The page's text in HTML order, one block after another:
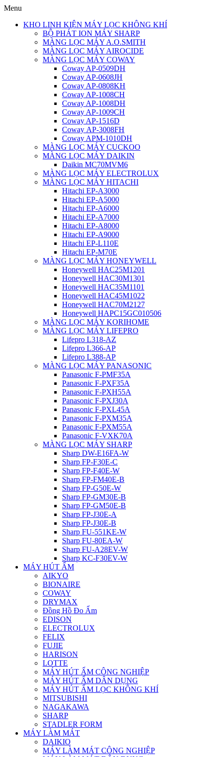
Menu
KHO LINH KIỆN MÁY LỌC KHÔNG KHÍ
BỘ PHÁT ION MÁY SHARP
MÀNG LỌC MÁY A.O.SMITH
MÀNG LỌC MÁY AIROCIDE
MÀNG LỌC MÁY COWAY
Coway AP-0509DH
Coway AP-0608JH
Coway AP-0808KH
Coway AP-1008CH
Coway AP-1008DH
Coway AP-1009CH
Coway AP-1516D
Coway AP-3008FH
Coway APM-1010DH
MÀNG LỌC MÁY CUCKOO
MÀNG LỌC MÁY DAIKIN
Daikin MC70MVM6
MÀNG LỌC MÁY ELECTROLUX
MÀNG LỌC MÁY HITACHI
Hitachi EP-A3000
Hitachi EP-A5000
Hitachi EP-A6000
Hitachi EP-A7000
Hitachi EP-A8000
Hitachi EP-A9000
Hitachi EP-L110E
Hitachi EP-M70E
MÀNG LỌC MÁY HONEYWELL
Honeywell HAC25M1201
Honeywell HAC30M1301
Honeywell HAC35M1101
Honeywell HAC45M1022
Honeywell HAC70M2127
Honeywell HAPC15GC010506
MÀNG LỌC MÁY KORIHOME
MÀNG LỌC MÁY LIFEPRO
Lifepro L318-AZ
Lifepro L366-AP
Lifepro L388-AP
MÀNG LỌC MÁY PANASONIC
Panasonic F-PMF35A
Panasonic F-PXF35A
Panasonic F-PXH55A
Panasonic F-PXJ30A
Panasonic F-PXL45A
Panasonic F-PXM35A
Panasonic F-PXM55A
Panasonic F-VXK70A
MÀNG LỌC MÁY SHARP
Sharp DW-E16FA-W
Sharp FP-F30E-C
Sharp FP-F40E-W
Sharp FP-FM40E-B
Sharp FP-G50E-W
Sharp FP-GM30E-B
Sharp FP-GM50E-B
Sharp FP-J30E-A
Sharp FP-J30E-B
Sharp FU-551KE-W
Sharp FU-80EA-W
Sharp FU-A28EV-W
Sharp KC-F30EV-W
MÁY HÚT ẨM
AIKYO
BIONAIRE
COWAY
DRYMAX
Đồng Hồ Đo Ẩm
EDISON
ELECTROLUX
FELIX
FUJIE
HARISON
LOTTE
MÁY HÚT ẨM CÔNG NGHIỆP
MÁY HÚT ẨM DÂN DỤNG
MÁY HÚT ẨM LỌC KHÔNG KHÍ
MITSUBISHI
NAGAKAWA
SHARP
STADLER FORM
MÁY LÀM MÁT
DAIKIO
MÁY LÀM MÁT CÔNG NGHIỆP